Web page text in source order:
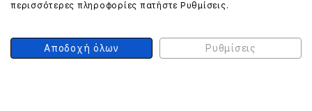
210 999 4510
περισσότερες πληροφορίες πατήστε Ρυθμίσεις.
Αποδοχή όλων Ρυθμίσεις